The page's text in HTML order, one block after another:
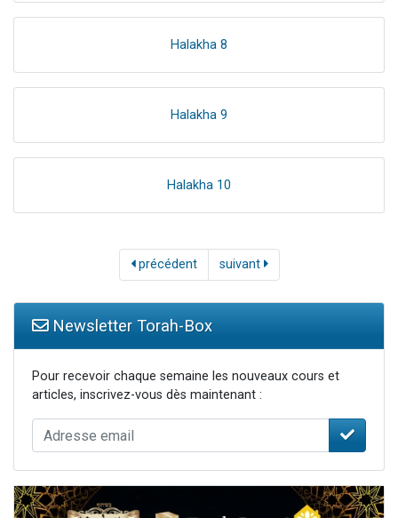
Halakha 8
Halakha 9
Halakha 10
précédent suivant
Newsletter Torah-Box
Pour recevoir chaque semaine les nouveaux cours et
articles, inscrivez-vous dès maintenant :